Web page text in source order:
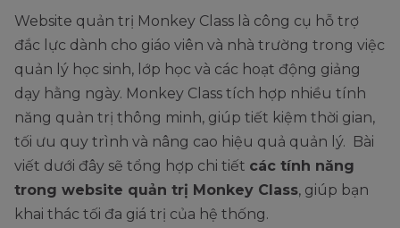
Website quản trị Monkey Class là công cụ hỗ trợ
đắc lực dành cho giáo viên và nhà trường trong việc
quản lý học sinh, lớp học và các hoạt động giảng
dạy hằng ngày. Monkey Class tích hợp nhiều tính
năng quản trị thông minh, giúp tiết kiệm thời gian,
tối ưu quy trình và nâng cao hiệu quả quản lý. Bài
viết dưới đây sẽ tổng hợp chi tiết các tính năng
trong website quản trị Monkey Class, giúp bạn
khai thác tối đa giá trị của hệ thống.